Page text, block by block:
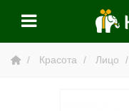
Красота Лицо